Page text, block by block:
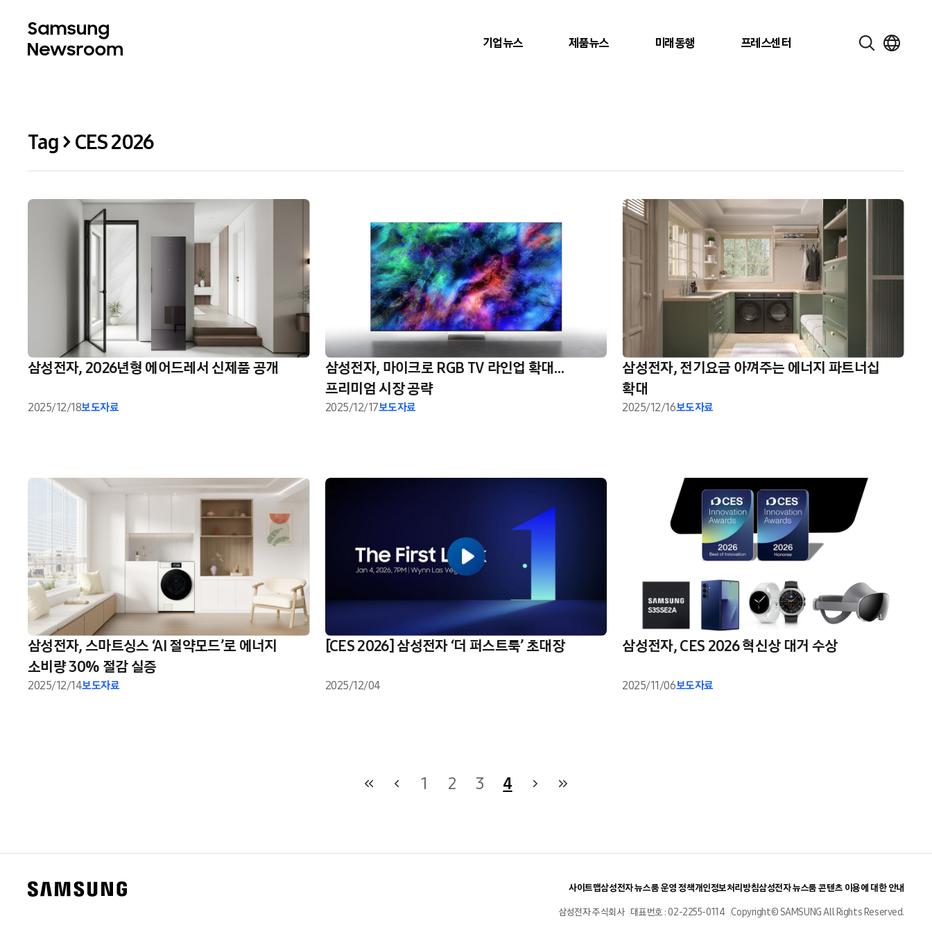
기업뉴스 제품뉴스 미래동행 프레스센터
Tag > CES 2026
삼성전자, 2026년형 에어드레서 신제품 공개
2025/12/18보도자료
삼성전자, 마이크로 RGB TV 라인업 확대…
프리미엄 시장 공략
2025/12/17보도자료
삼성전자, 전기요금 아껴주는 에너지 파트너십
확대
2025/12/16보도자료
삼성전자, 스마트싱스 ‘AI 절약모드’로 에너지
소비량 30% 절감 실증
2025/12/14보도자료
[CES 2026] 삼성전자 ‘더 퍼스트룩’ 초대장
2025/12/04
삼성전자, CES 2026 혁신상 대거 수상
2025/11/06보도자료
1 2 3 4
사이트맵삼성전자 뉴스룸 운영 정책개인정보처리방침삼성전자 뉴스룸 콘텐츠 이용에 대한 안내
삼성전자 주식회사 대표번호 : 02-2255-0114 Copyright© SAMSUNG All Rights Reserved.